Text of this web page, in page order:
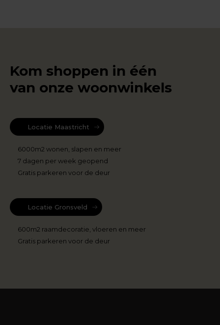
Kom shoppen in één
van onze woonwinkels
Locatie Maastricht
6000m2 wonen, slapen en meer
7 dagen per week geopend
Gratis parkeren voor de deur
Locatie Gronsveld
600m2 raamdecoratie, vloeren en meer
Gratis parkeren voor de deur